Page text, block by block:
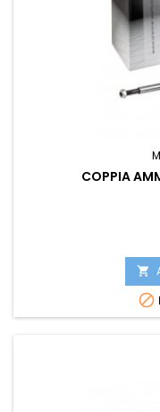
COPPIA

